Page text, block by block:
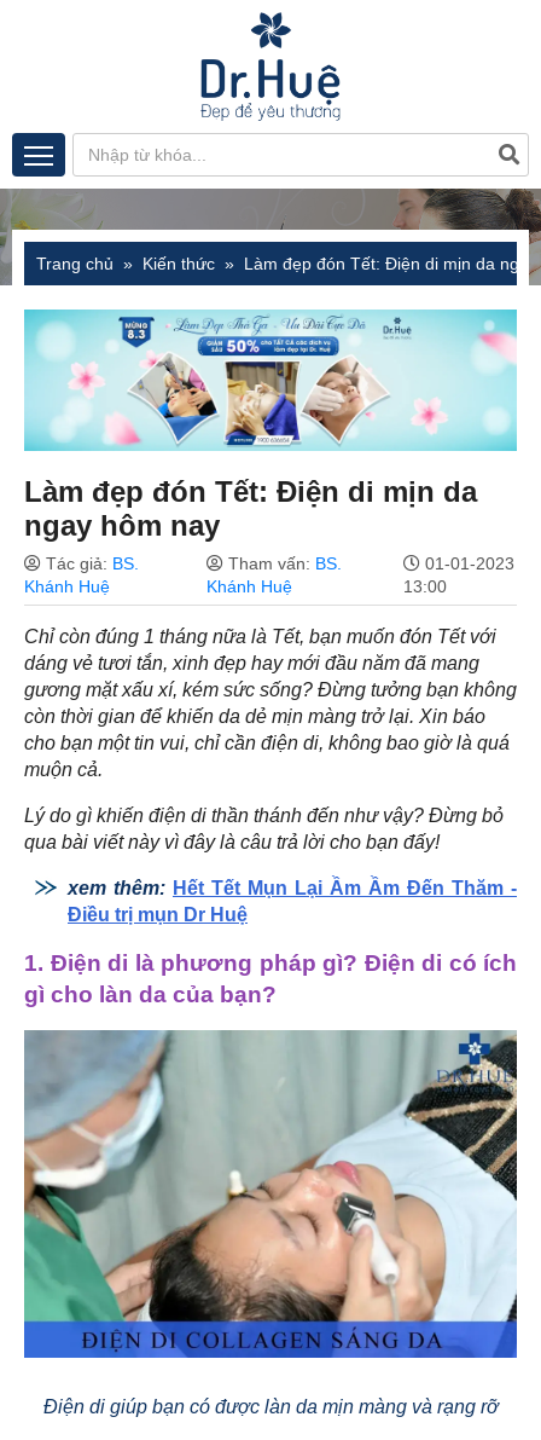
Trang chủ Kiến thức Làm đẹp đón Tết: Điện di mịn da
Làm đẹp đón Tết: Điện di mịn da
ngay hôm nay
Tác giả: BS.
Khánh Huệ
Tham vấn: BS.
Khánh Huệ
01-01-2023
13:00
Chỉ còn đúng 1 tháng nữa là Tết, bạn muốn đón Tết với
dáng vẻ tươi tắn, xinh đẹp hay mới đầu năm đã mang
gương mặt xấu xí, kém sức sống? Đừng tưởng bạn không
còn thời gian để khiến da dẻ mịn màng trở lại. Xin báo
cho bạn một tin vui, chỉ cần điện di, không bao giờ là quá
muộn cả.
Lý do gì khiến điện di thần thánh đến như vậy? Đừng bỏ
qua bài viết này vì đây là câu trả lời cho bạn đấy!
xem thêm: Hết Tết Mụn Lại Ầm Ầm Đến Thăm -
Điều trị mụn Dr Huệ
1. Điện di là phương pháp gì? Điện di có ích
gì cho làn da của bạn?
Điện di giúp bạn có được làn da mịn màng và rạng rỡ